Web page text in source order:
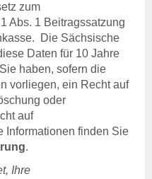
zum
Abs. 1 Beitragssatzung
Die Sächsische
Daten für 10 Jahre
haben, sofern die
vorliegen, ein Recht auf
oder
auf
Informationen finden Sie
.
Ihre